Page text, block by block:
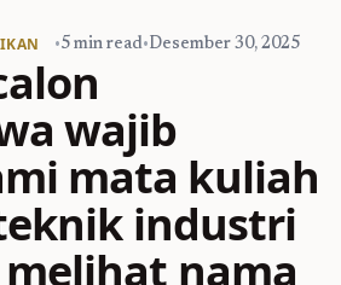
•5 min read•Desember 30, 2025
wajib
mata kuliah
industri
nama